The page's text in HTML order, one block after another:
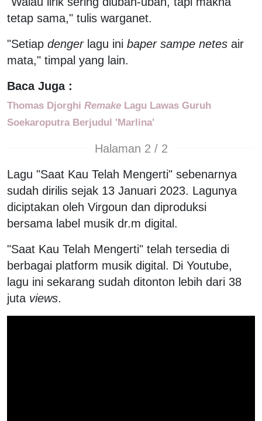
tetap sama," tulis warganet.
"Setiap dengerlagu ini baper sampe netes air
mata," timpal yang lain.
Baca Juga :
Thomas Djorghi Remake Lagu Lawas Guruh
Soekaroputra Berjudul 'Marlina'
Halaman 2 / 2
Lagu "Saat Kau Telah Mengerti" sebenarnya
sudah dirilis sejak 13 Januari 2023. Lagunya
diciptakan oleh Virgoun dan diproduksi
bersama label musik dr.m digital.
"Saat Kau Telah Mengerti" telah tersedia di
berbagai platform musik digital. Di Youtube,
lagu ini sekarang sudah ditonton lebih dari 38
juta views.